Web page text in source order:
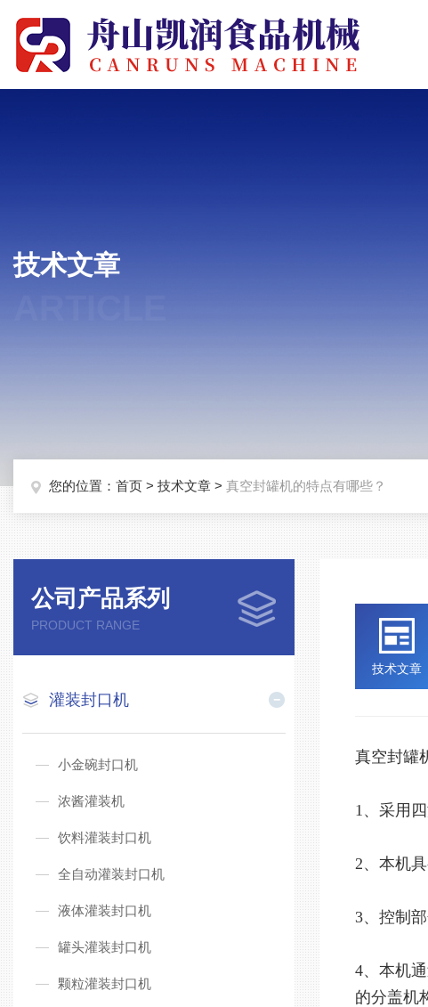
技术文章
您的位置： 首页 > 技术文章 > 真空封罐机的特点有哪些？
公司产品系列
PRODUCT RANGE
灌装封口机
小金碗封口机
浓酱灌装机
饮料灌装封口机
全自动灌装封口机
液体灌装封口机
罐头灌装封口机
颗粒灌装封口机
技术文章
真空封罐
1、采用
2、本机
3、控制
4、本机
的分盖机